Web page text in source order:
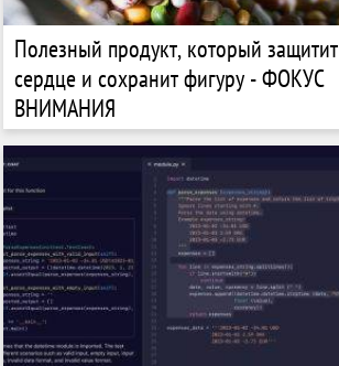
Полезный продукт, который защитит
сердце и сохранит фигуру - ФОКУС
ВНИМАНИЯ